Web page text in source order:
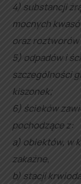
4) substancji
mocnych
oraz
5) odpadów i
szczególności
kiszonek;
6) ścieków
pochodzące z:
a) obiektów, w
zakaźne,
b) stacji